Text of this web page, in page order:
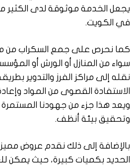
يجعل الخدمة موثوقة لدى الكثير
في الكويت.
كما نحرص على جمع السكراب من
سواء من المنازل أو الورش أو
نقله إلى مراكز الفرز والتدوير
الاستفادة القصوى من المواد
ويعد هذا جزء من جهودنا
وتحقيق بيئة أنظف.
بالإضافة إلى ذلك نقدم عروض
الحديد بكميات كبيرة، حيث يمكن